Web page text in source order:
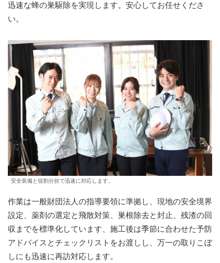
迅速な蜂の巣駆除を実現します。安心してお任せくださ
い。
安全装備と役割分担で迅速に対応します。
作業は一般財団法人の指導要領に準拠し、現地の安全境界
設定、薬剤の選定と飛散対策、巣根除去と封止、残渣の回
収までを標準化しています、施工後は季節に合わせた予防
アドバイスとチェックリストをお渡しし、万一の取りこぼ
しにも迅速に再訪対応します。